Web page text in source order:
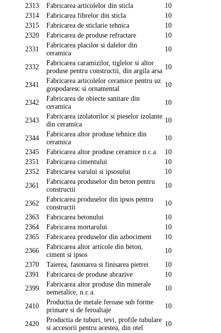
2313
Fabricarea articolelor din sticla
10
2314
Fabricarea fibrelor din sticla
10
2315
Fabricarea de sticlarie tehnica
10
2320
Fabricarea de produse refractare
10
2331
Fabricarea placilor si dalelor din
ceramica
10
2332
Fabricarea caramizilor, tiglelor si altor
produse pentru constructii, din argila arsa
10
2341
Fabricarea articolelor ceramice pentru uz
gospodaresc si ornamental
10
2342
Fabricarea de obiecte sanitare din
ceramica
10
2343
Fabricarea izolatorilor si pieselor izolante
din ceramica
10
2344
Fabricarea altor produse tehnice din
ceramica
10
2345
Fabricarea altor produse ceramice n.c.a.
10
2351
Fabricarea cimentului
10
2352
Fabricarea varului si ipsosului
10
2361
Fabricarea produselor din beton pentru
constructii
10
2362
Fabricarea produselor din ipsos pentru
constructii
10
2363
Fabricarea betonului
10
2364
Fabricarea mortarului
10
2365
Fabricarea produselor din azbociment
10
2366
Fabricarea altor articole din beton,
ciment si ipsos
10
2370
Taierea, fasonarea si finisarea pietrei
10
2391
Fabricarea de produse abrazive
10
2399
Fabricarea altor produse din minerale
nemetalice, n.c.a.
10
2410
Productia de metale feroase sub forme
primare si de feroaliaje
10
2420
Productia de tuburi, tevi, profile tubulare
si accesorii pentru acestea, din otel
10